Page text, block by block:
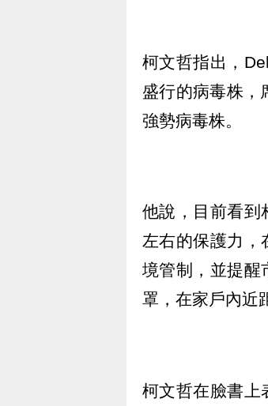
柯文哲指出，
盛行的病毒株，
強勢病毒株。
他說，目前看到
左右的保護力，
境管制，並提醒
罩，在家戶內近
柯文哲在臉書上